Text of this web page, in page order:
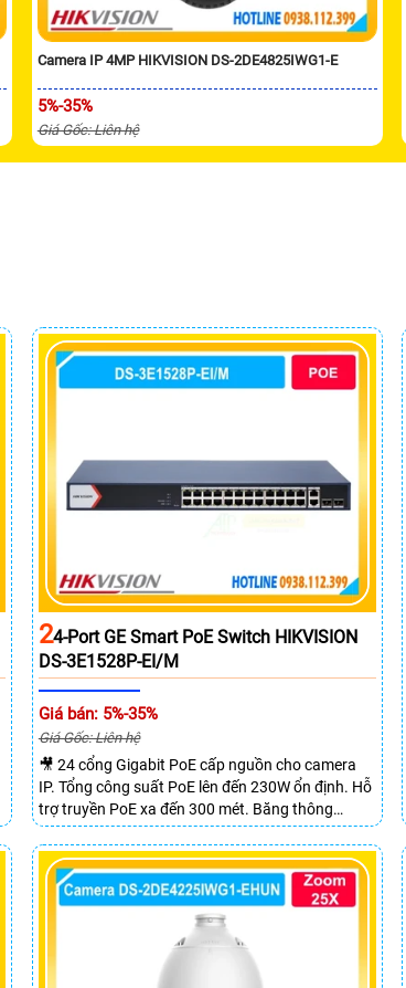
Camera IP 4MP HIKVISION DS-2DE4825IWG1-E
5%-35%
Giá Gốc: Liên hệ
24-Port GE Smart PoE Switch HIKVISION
DS-3E1528P-EI/M
Giá bán: 5%-35%
Giá Gốc: Liên hệ
🎥 24 cổng Gigabit PoE cấp nguồn cho camera
IP. Tổng công suất PoE lên đến 230W ổn định. Hỗ
trợ truyền PoE xa đến 300 mét. Băng thông
chuyển mạch đạt 68 Gbps mạnh mẽ.